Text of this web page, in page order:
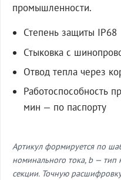
промышленности.
Степень защиты IP68
Стыковка с
Отвод тепла через
Работоспособность
мин — по паспорту
Артикул формируется по
номинального тока, b —
секции. Точную